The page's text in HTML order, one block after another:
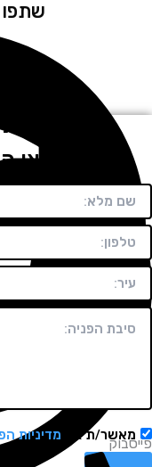
שתפו
חייגו או
ת אתמדיניות הפרטיות